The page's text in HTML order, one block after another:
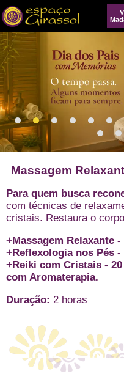
Massagem
Para quem busca
com técnicas de
cristais. Restaura o
+Massagem Relaxante -
+Reflexologia nos Pés -
+Reiki com Cristais -
com Aromaterapia.
Duração: 2 horas